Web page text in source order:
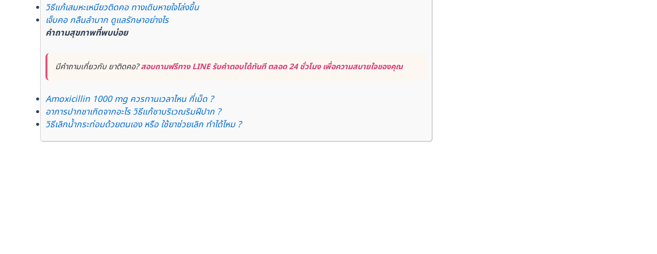
วิธีแก้เสมหะเหนียวติดคอ ทางเดินหายใจโล่งขึ้น
เจ็บคอ กลืนลำบาก ดูแลรักษาอย่างไร
คำถามสุขภาพที่พบบ่อย
มีคำถามเกี่ยวกับ ยาติดคอ?สอบถามฟรีทาง LINE รับคำตอบได้ทันที ตลอด 24 ชั่วโมง เพื่อความสบายใจของคุณ
Amoxicillin 1000 mg ควรทานเวลาไหน กี่เม็ด ?
อาการปากชาเกิดจากอะไร วิธีแก้ชาบริเวณริมฝีปาก ?
วิธีเลิกน้ำกระท่อมด้วยตนเอง หรือ ใช้ยาช่วยเลิก ทำได้ไหม ?